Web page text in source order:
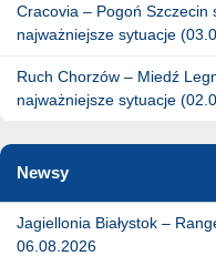
Cracovia – Pogoń
najważniejsze sytuacje
Ruch Chorzów – Miedź
najważniejsze sytuacje
Newsy
Jagiellonia Białystok –
06.08.2026